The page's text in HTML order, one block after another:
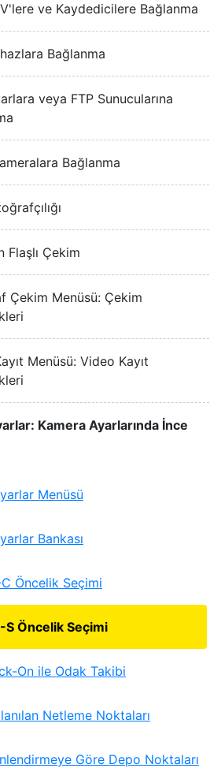
ve Kaydedicilere Bağlanma
Bağlanma
veya FTP Sunucularına
Bağlanma
Flaşlı Çekim
Çekim Menüsü: Çekim
Menüsü: Video Kayıt
Kamera Ayarlarında İnce
Menüsü
Bankası
C Öncelik Seçimi
S Öncelik Seçimi
On ile Odak Takibi
Netleme Noktaları
Göre Depo Noktaları